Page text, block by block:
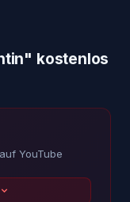
" kostenlos
YouTube